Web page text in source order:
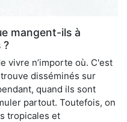
mangent-ils à
?
vivre n’importe où. C'est
disséminés sur
quand ils sont
partout. Toutefois, on
tropicales et